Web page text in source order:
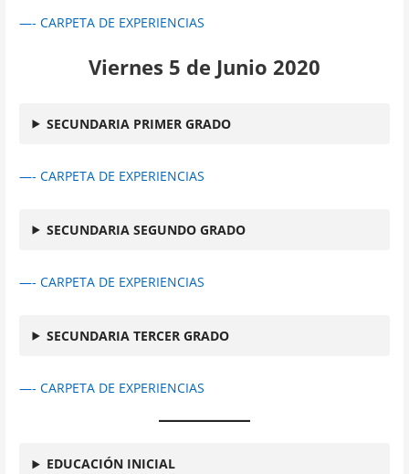
—- CARPETA DE EXPERIENCIAS
Viernes 5 de Junio 2020
SECUNDARIA PRIMER GRADO
—- CARPETA DE EXPERIENCIAS
SECUNDARIA SEGUNDO GRADO
—- CARPETA DE EXPERIENCIAS
SECUNDARIA TERCER GRADO
—- CARPETA DE EXPERIENCIAS
EDUCACIÓN INICIAL